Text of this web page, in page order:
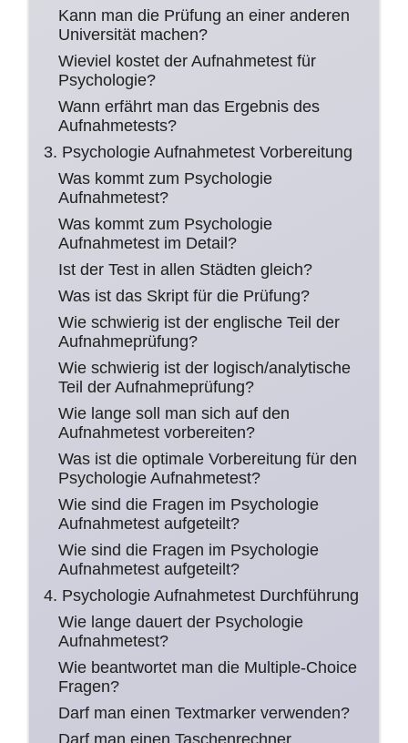
Kann man die Prüfung an einer anderen
Universität machen?
Wieviel kostet der Aufnahmetest für
Psychologie?
Wann erfährt man das Ergebnis des
Aufnahmetests?
3. Psychologie Aufnahmetest Vorbereitung
Was kommt zum Psychologie
Aufnahmetest?
Was kommt zum Psychologie
Aufnahmetest im Detail?
Ist der Test in allen Städten gleich?
Was ist das Skript für die Prüfung?
Wie schwierig ist der englische Teil der
Aufnahmeprüfung?
Wie schwierig ist der logisch/analytische
Teil der Aufnahmeprüfung?
Wie lange soll man sich auf den
Aufnahmetest vorbereiten?
Was ist die optimale Vorbereitung für den
Psychologie Aufnahmetest?
Wie sind die Fragen im Psychologie
Aufnahmetest aufgeteilt?
Wie sind die Fragen im Psychologie
Aufnahmetest aufgeteilt?
4. Psychologie Aufnahmetest Durchführung
Wie lange dauert der Psychologie
Aufnahmetest?
Wie beantwortet man die Multiple-Choice
Fragen?
Darf man einen Textmarker verwenden?